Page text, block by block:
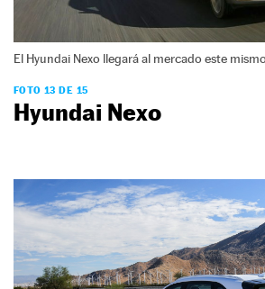
El Hyundai Nexo llegará al mercado este
FOTO 13 DE 15
Hyundai Nexo